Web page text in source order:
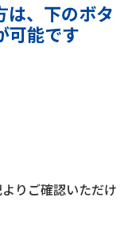
は、下のボタ
可能です
りご確認いただけ